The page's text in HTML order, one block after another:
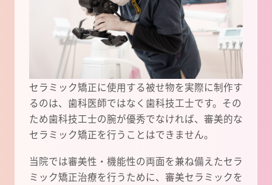
セラミック矯正に使用する被せ物を実際に制作す
るのは、歯科医師ではなく歯科技工士です。その
ため歯科技工士の腕が優秀でなければ、審美的な
セラミック矯正を行うことはできません。
当院では審美性・機能性の両面を兼ね備えたセラ
ミック矯正治療を行うために、審美セラミックを